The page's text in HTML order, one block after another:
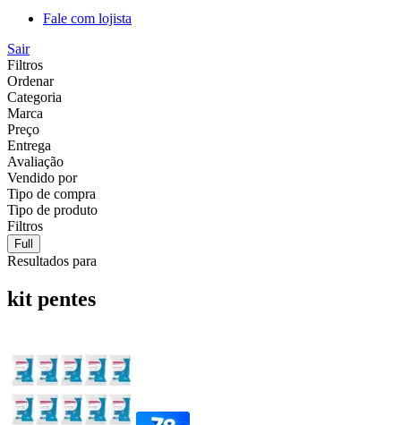
Fale com lojista
Sair
Filtros
Ordenar
Categoria
Marca
Preço
Entrega
Avaliação
Vendido por
Tipo de compra
Tipo de produto
Filtros
Full
Resultados para
kit pentes